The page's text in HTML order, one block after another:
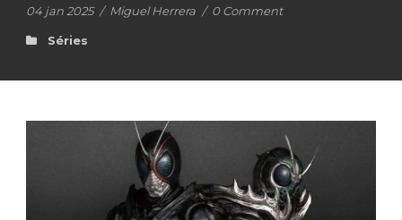
04 jan 2025 / Miguel Herrera / 0 Comment
Séries